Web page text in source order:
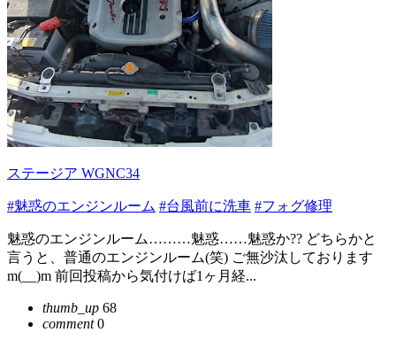
ステージア WGNC34
#魅惑のエンジンルーム #台風前に洗車 #フォグ修理
魅惑のエンジンルーム………魅惑……魅惑か?? どちらかと
言うと、普通のエンジンルーム(笑) ご無沙汰しております
m(__)m 前回投稿から気付けば1ヶ月経...
thumb_up 68
comment0